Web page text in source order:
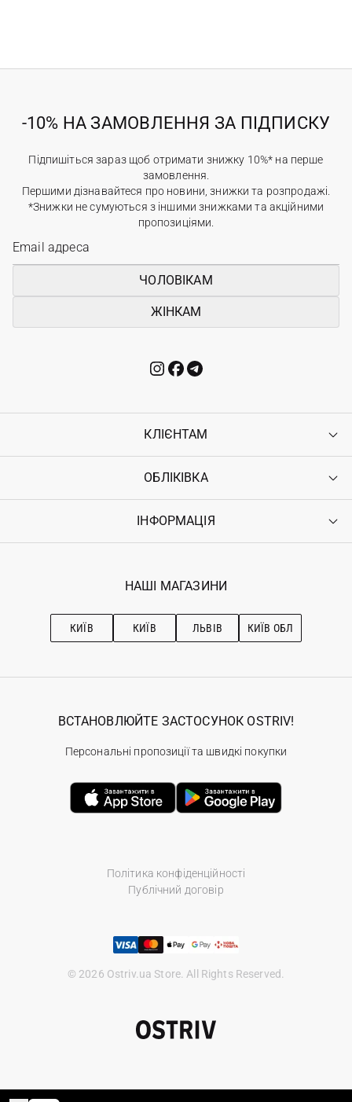
-10% НА ЗАМОВЛЕННЯ ЗА ПІДПИСКУ
Підпишіться зараз щоб отримати знижку 10%* на перше
замовлення.
Першими дізнавайтеся про новини, знижки та розпродажі.
*Знижки не сумуються з іншими знижками та акційними
пропозиціями.
ЧОЛОВІКАМ
ЖІНКАМ
КЛІЄНТАМ
Контакти
Повернення
Гарантія
ОБЛІКІВКА
Увійти
Ostriv Club+
ІНФОРМАЦІЯ
Наші магазини
Рекомендації з догляду
НАШІ МАГАЗИНИ
КИЇВ КИЇВ ЛЬВІВ КИЇВ ОБЛ
Політика конфіденційності
Публічний договір
© 2026 Ostriv.ua Store. All Rights Reserved.
ВСТАНОВЛЮЙТЕ ЗАСТОСУНОК OSTRIV!
Персональні пропозиції та швидкі покупки